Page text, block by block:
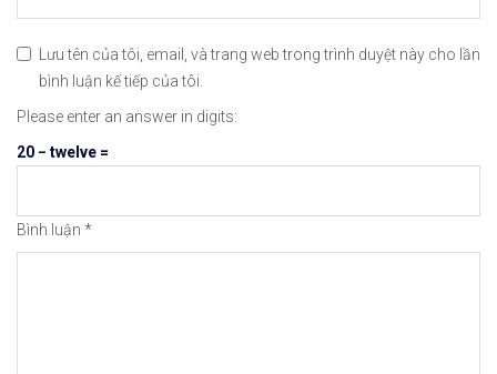
Lưu tên của tôi, email, và trang web trong trình duyệt này cho lần
bình luận kế tiếp của tôi.
Please enter an answer in digits:
20 − twelve =
Bình luận *